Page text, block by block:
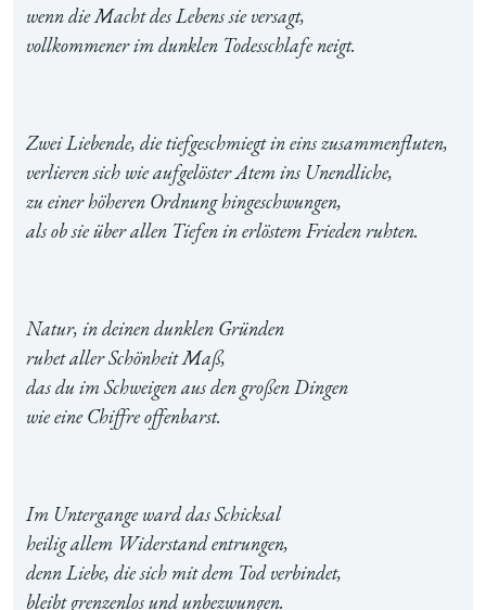
wenn die Macht des Lebens sie versagt,
vollkommener im dunklen Todesschlafe neigt.
Zwei Liebende, die tiefgeschmiegt in eins zusammenfluten,
verlieren sich wie aufgelöster Atem ins Unendliche,
zu einer höheren Ordnung hingeschwungen,
als ob sie über allen Tiefen in erlöstem Frieden ruhten.
Natur, in deinen dunklen Gründen
ruhet aller Schönheit Maß,
das du im Schweigen aus den großen Dingen
wie eine Chiffre offenbarst.
Im Untergange ward das Schicksal
heilig allem Widerstand entrungen,
denn Liebe, die sich mit dem Tod verbindet,
bleibt grenzenlos und unbezwungen.